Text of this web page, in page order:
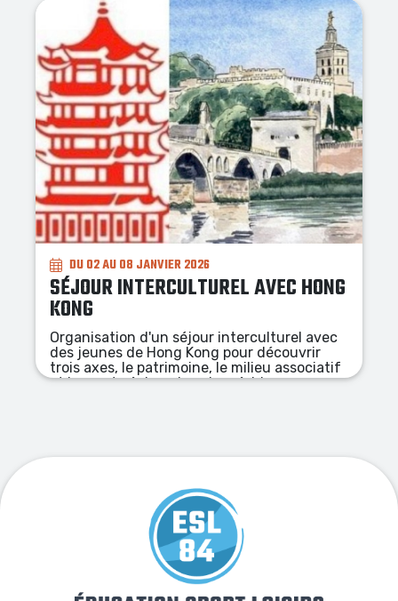
DU 06 AU 26 JUILLET 2026 (ACTIVITÉS + NUITÉES +
PENSION COMPLÈTE)
LES COLONIES DU FESTIVAL
À la découverte du Festival Avignon et
Villeneuve en Scène, les jeunes
découvriront les places emblématiques du
centre ville, les pièces de théâtre, iront à la